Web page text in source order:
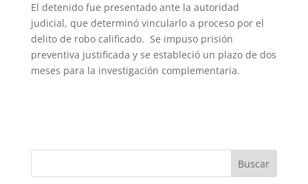
El detenido fue presentado ante la autoridad
judicial, que determinó vincularlo a proceso por el
delito de robo calificado. Se impuso prisión
preventiva justificada y se estableció un plazo de dos
meses para la investigación complementaria.
Buscar